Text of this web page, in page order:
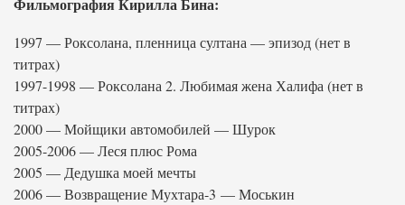
1997 — Роксолана, пленница султана — эпизод (нет в
титрах)
1997-1998 — Роксолана 2. Любимая жена Халифа (нет в
титрах)
2000 — Мойщики автомобилей — Шурок
2005-2006 — Леся плюс Рома
2005 — Дедушка моей мечты
2006 — Возвращение Мухтара-3 — Моськин